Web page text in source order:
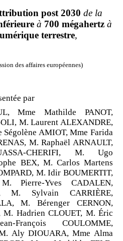
post 2030 de la
à 700 mégahertzà
terrestre,
des affaires européennes)
par
Mme Mathilde PANOT,
M. Laurent ALEXANDRE,
AMIOT, Mme Farida
M. Raphaël ARNAULT,
CHERIFI, M. Ugo
BEX, M. Carlos Martens
M. Idir BOUMERTIT,
Pierre-Yves CADALEN,
M. Sylvain CARRIÈRE,
M. Bérenger CERNON,
Hadrien CLOUET, M. Éric
François COULOMME,
Aly DIOUARA, Mme Alma